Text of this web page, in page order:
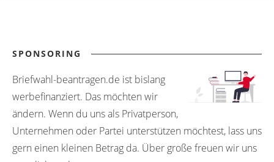
SPONSORING
Briefwahl-beantragen.de ist bislang
werbefinanziert. Das möchten wir
ändern. Wenn du uns als Privatperson,
Unternehmen oder Partei unterstützen möchtest, lass uns
gern einen kleinen Betrag da. Über große freuen wir uns